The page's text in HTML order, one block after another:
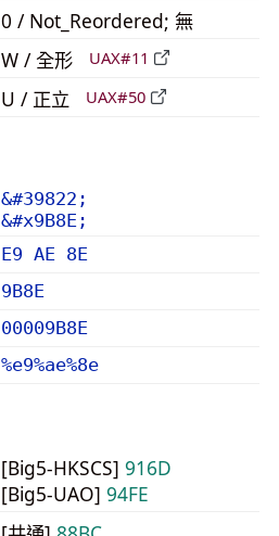
0 / Not_Reordered; 無
W / 全形 UAX#11
U / 正立 UAX#50
&#39822;
&#x9B8E;
E9 AE 8E
9B8E
00009B8E
%e9%ae%8e
[Big5-HKSCS] 916D
[Big5-UAO] 94FE